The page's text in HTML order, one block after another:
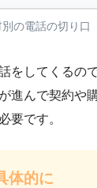
の電話の切り口
をしてくるの
進んで契約や
要です。
体的に